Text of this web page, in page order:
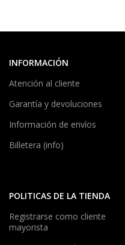
INFORMACIÓN
Atención al cliente
Garantía y devoluciones
Información de envíos
Billetera (info)
POLITICAS DE LA TIENDA
Registrarse como cliente
mayorista